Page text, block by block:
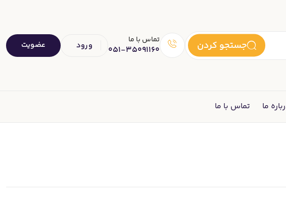
جستجو کردن تماس با ما
051-35091160 ورود عضویت
ما تماس با ما